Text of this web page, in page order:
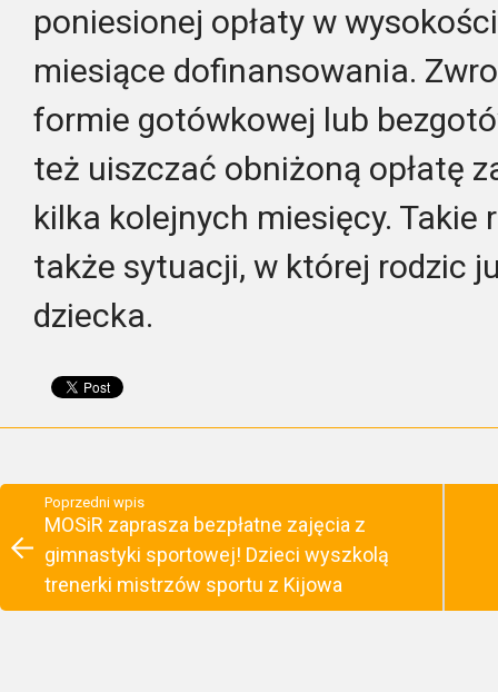
poniesionej opłaty w
miesiące dofinansowania.
formie gotówkowej lub
też uiszczać obniżoną opłatę
kilka kolejnych miesięcy. Takie
także sytuacji, w której rodzic
dziecka.
Poprzedni wpis
MOSiR zaprasza bezpłatne zajęcia z
gimnastyki sportowej! Dzieci wyszkolą
trenerki mistrzów sportu z Kijowa